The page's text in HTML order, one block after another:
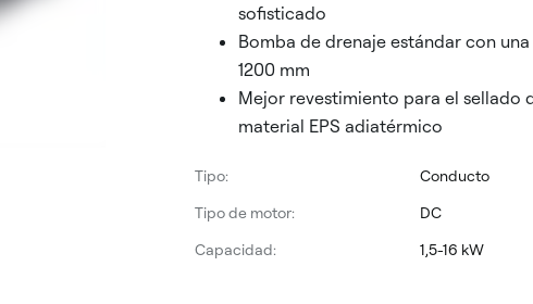
sofisticado
Bomba de drenaje estándar con
1200 mm
Mejor revestimiento para el sellado
material EPS adiatérmico
Tipo:
Conducto
Tipo de motor:
DC
Capacidad:
1,5-16 kW